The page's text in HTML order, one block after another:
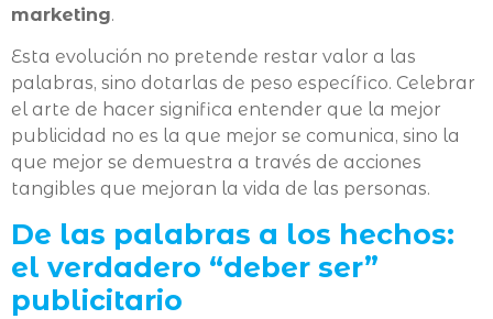
marketing.
Esta evolución no pretende restar valor a las
palabras, sino dotarlas de peso específico. Celebrar
el arte de hacer significa entender que la mejor
publicidad no es la que mejor se comunica, sino la
que mejor se demuestra a través de acciones
tangibles que mejoran la vida de las personas.
De las palabras a los hechos:
el verdadero “deber ser”
publicitario